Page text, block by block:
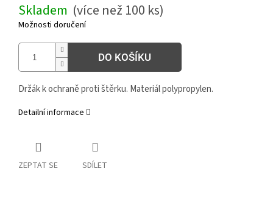
cena:
Skladem (více než 100 ks)
Možnosti doručení
DO KOŠÍKU
Držák k ochraně proti štěrku. Materiál polypropylen.
Detailní informace
ZEPTAT SE SDÍLET